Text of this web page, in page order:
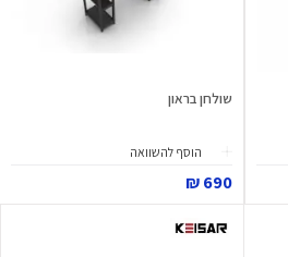
שולחן בראון
הוסף להשוואה
690 ₪